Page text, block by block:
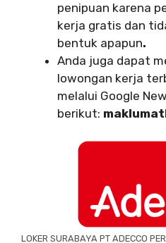
penipuan karena
kerja gratis dan
bentuk apapun.
Anda juga dapat
lowongan kerja
melalui Google
berikut:
LOKER SURABAYA PT ADECCO